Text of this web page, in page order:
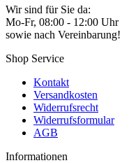
Wir sind für Sie da:
Mo-Fr, 08:00 - 12:00 Uhr
sowie nach Vereinbarung!
Shop Service
Kontakt
Versandkosten
Widerrufsrecht
Widerrufsformular
AGB
Informationen